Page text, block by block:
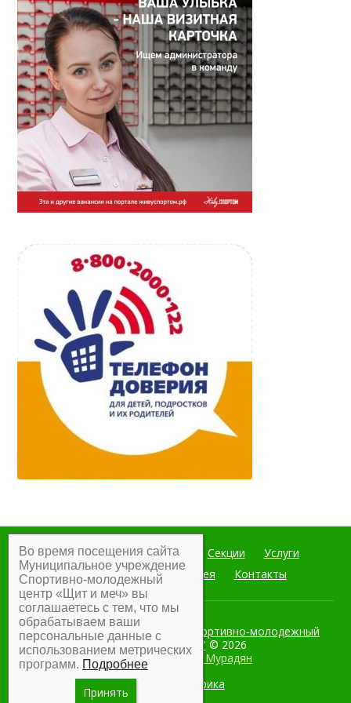
Главная Мероприятия Секции
Услуги
Документы
Фотогалерея Контакты
Муниципальное учреждение Спортивно-молодежный
центр "Щит и меч" © 2026
Разработка:Армен Мурадян
Во время посещения сайта
Муниципальное учреждение
Спортивно-молодежный
центр «Щит и меч» вы
соглашаетесь с тем, что мы
обрабатываем ваши
персональные данные с
использованием метрических
программ. Подробнее